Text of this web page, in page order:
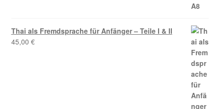
Thai als Fremdsprache für Anfänger – Teile I & II
45,00 €